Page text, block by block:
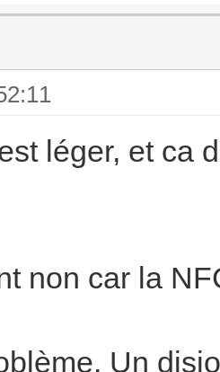
léger, et ca
non car la
Un